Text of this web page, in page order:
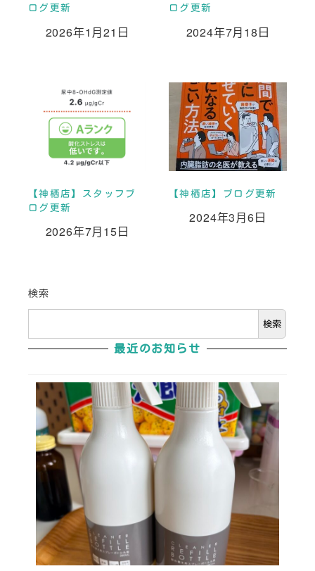
ログ更新
投稿日
2026年1月21日
ログ更新
投稿日
2024年7月18日
【神栖店】スタッフブ
ログ更新
投稿日
2026年7月15日
【神栖店】ブログ更新
投稿日
2024年3月6日
検索
検索
最近のお知らせ